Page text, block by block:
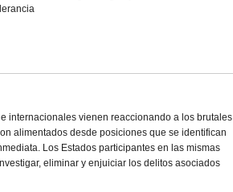
internacionales vienen reaccionando a los brutales
alimentados desde posiciones que se identifican
Los Estados participantes en las mismas
eliminar y enjuiciar los delitos asociados